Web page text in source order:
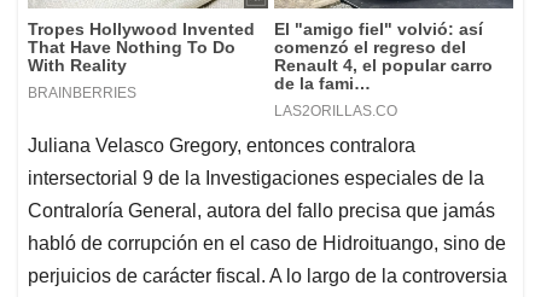
Juliana Velasco Gregory, entonces contralora
intersectorial 9 de la Investigaciones especiales de la
Contraloría General, autora del fallo precisa que jamás
habló de corrupción en el caso de Hidroituango, sino de
perjuicios de carácter fiscal. A lo largo de la controversia